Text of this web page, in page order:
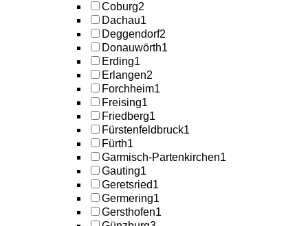
Coburg2
Dachau1
Deggendorf2
Donauwörth1
Erding1
Erlangen2
Forchheim1
Freising1
Friedberg1
Fürstenfeldbruck1
Fürth1
Garmisch-Partenkirchen1
Gauting1
Geretsried1
Germering1
Gersthofen1